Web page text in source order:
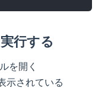
行する
を開く
示されている